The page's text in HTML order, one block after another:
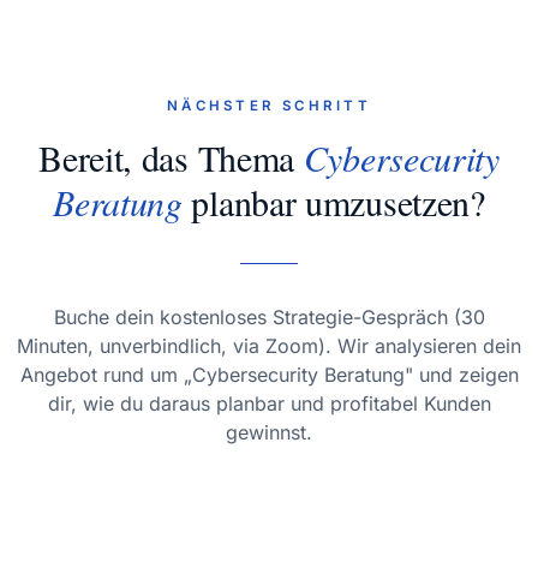
NÄCHSTER SCHRITT
Bereit, das Thema Cybersecurity
Beratung planbar umzusetzen?
Buche dein kostenloses Strategie-Gespräch (30
Minuten, unverbindlich, via Zoom). Wir analysieren dein
Angebot rund um „Cybersecurity Beratung" und zeigen
dir, wie du daraus planbar und profitabel Kunden
gewinnst.